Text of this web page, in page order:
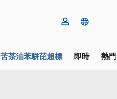
苦茶油苯駢芘超標 即時 熱